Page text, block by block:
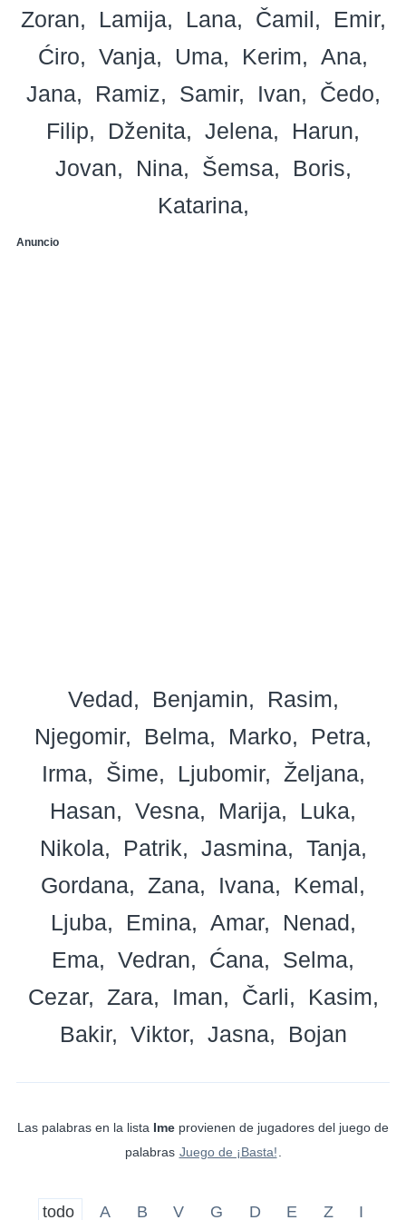
Zoran Lamija Lana Čamil
Emir
Ćiro
Vanja Uma Kerim
Ana
Jana
Ramiz Samir Ivan
Čedo
Filip
Dženita Jelena
Harun
Jovan
Nina Šemsa
Boris
Katarina
Anuncio
Vedad Benjamin
Rasim
Njegomir
Belma Marko
Petra
Irma
Šime Ljubomir
Željana
Hasan
Vesna Marija
Luka
Nikola
Patrik Jasmina
Tanja
Gordana
Zana Ivana
Kemal
Ljuba
Emina Amar
Nenad
Ema
Vedran Ćana
Selma
Cezar
Zara Iman Čarli
Kasim
Bakir
Viktor Jasna Bojan
Las palabras en la lista Ime provienen de jugadores del juego de
palabras Juego de ¡Basta!
todo A B V G D E Z I